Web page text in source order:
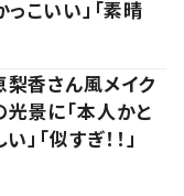
こいい」「素晴
香さん風メイク
景に「本人かと
「似すぎ！！」